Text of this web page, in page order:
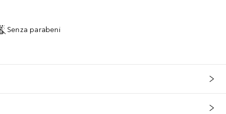
Senza parabeni